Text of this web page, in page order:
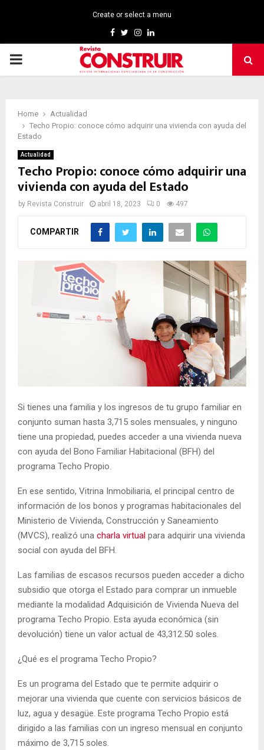
Create or select a menu
Facebook
TwitterInstagram
Linkedin
PRIMARY
Home
Actualidad
Techo Propio: conoce cómo adquirir una vivienda con ayuda del
Estado
Actualidad
Techo Propio: conoce cómo adquirir una
vivienda con ayuda del Estado
by Revista Construir abril 18, 2023 0 497
COMPARTIR
Si tienes una familia y los ingresos de tu grupo familiar en
conjunto suman hasta 3,715 soles mensuales, y ninguno
tiene una propiedad, puedes acceder a una vivienda nueva
con ayuda del Bono Familiar Habitacional (BFH) del
programa Techo Propio.
En ese sentido, Vitrina Inmobiliaria, el principal centro de
información de los bonos y programas habitacionales del
Ministerio de Vivienda, Construcción y Saneamiento
(MVCS), realizó una charla virtual para adquirir una vivienda
social con ayuda del BFH.
Las familias de escasos recursos pueden acceder a dicho
subsidio que otorga el Estado para comprar un inmueble
mediante la modalidad Adquisición de Vivienda Nueva del
programa Techo Propio. Esta ayuda económica (sin
devolución) tiene un valor actual de 43,312.50 soles.
¿Qué es el programa Techo Propio?
Es un programa del Estado que te permite adquirir o
mejorar una vivienda que cuente con servicios básicos de
luz, agua y desagüe. Este programa Techo Propio está
dirigido a las familias con un ingreso mensual en conjunto
máximo de 3,715 soles.